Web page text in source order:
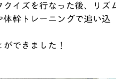
イズを行なった後、リズ
体幹トレーニングで追い込
できました！